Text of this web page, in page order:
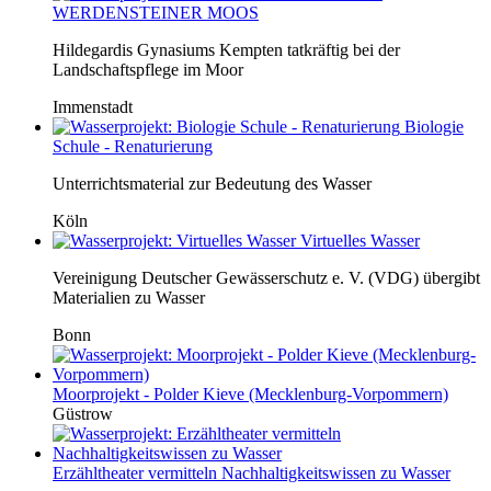
WERDENSTEINER MOOS
Hildegardis Gynasiums Kempten tatkräftig bei der
Landschaftspflege im Moor
Immenstadt
Biologie
Schule - Renaturierung
Unterrichtsmaterial zur Bedeutung des Wasser
Köln
Virtuelles Wasser
Vereinigung Deutscher Gewässerschutz e. V. (VDG) übergibt
Materialien zu Wasser
Bonn
Moorprojekt - Polder Kieve (Mecklenburg-Vorpommern)
Güstrow
Erzähltheater vermitteln Nachhaltigkeitswissen zu Wasser